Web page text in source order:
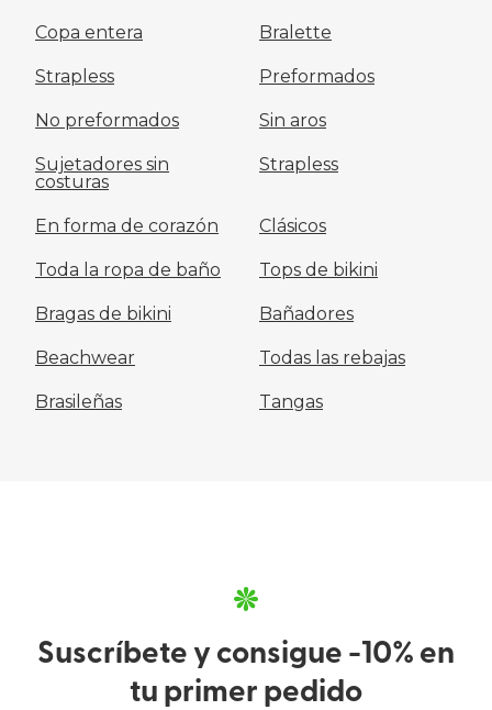
Copa entera Bralette
Strapless Preformados
No preformados Sin aros
Sujetadores sin
costuras
Strapless
En forma de corazón Clásicos
Toda la ropa de baño Tops de bikini
Bragas de bikini Bañadores
Beachwear Todas las rebajas
Brasileñas Tangas
Suscríbete y consigue -10% en
tu primer pedido